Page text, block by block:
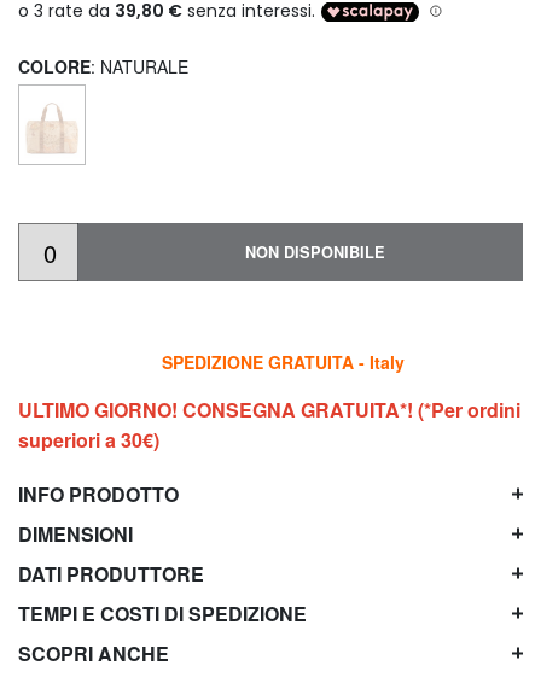
COLORE: NATURALE
NON DISPONIBILE
SPEDIZIONE GRATUITA - Italy
ULTIMO GIORNO! CONSEGNA GRATUITA*! (*Per ordini
superiori a 30€)
INFO PRODOTTO
DIMENSIONI
DATI PRODUTTORE
TEMPI E COSTI DI SPEDIZIONE
SCOPRI ANCHE